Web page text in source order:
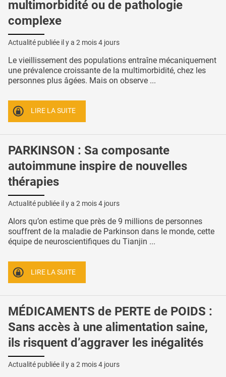
multimorbidité ou de pathologie
complexe
Actualité publiée il y a 2 mois 4 jours
Le vieillissement des populations entraîne mécaniquement
une prévalence croissante de la multimorbidité, chez les
personnes plus âgées. Mais on observe ...
LIRE LA SUITE
PARKINSON : Sa composante
autoimmune inspire de nouvelles
thérapies
Actualité publiée il y a 2 mois 4 jours
Alors qu’on estime que près de 9 millions de personnes
souffrent de la maladie de Parkinson dans le monde, cette
équipe de neuroscientifiques du Tianjin ...
LIRE LA SUITE
MÉDICAMENTS de PERTE de POIDS :
Sans accès à une alimentation saine,
ils risquent d’aggraver les inégalités
Actualité publiée il y a 2 mois 4 jours